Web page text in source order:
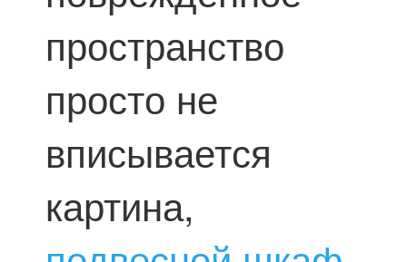
пространство
просто не
вписывается
картина,